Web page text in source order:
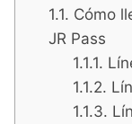
Cómo
JR Pass